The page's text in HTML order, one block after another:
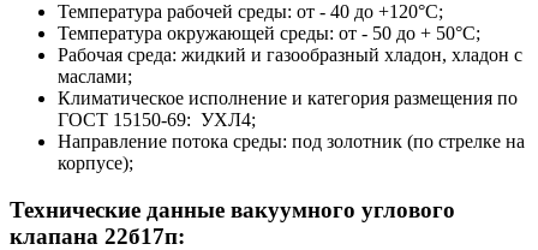
Температура рабочей среды: от - 40 до +120°С;
Температура окружающей среды: от - 50 до + 50°С;
Рабочая среда: жидкий и газообразный хладон, хладон с
маслами;
Климатическое исполнение и категория размещения по
ГОСТ 15150-69: УХЛ4;
Направление потока среды: под золотник (по стрелке на
корпусе);
Технические данные вакуумного углового
клапана 22б17п: